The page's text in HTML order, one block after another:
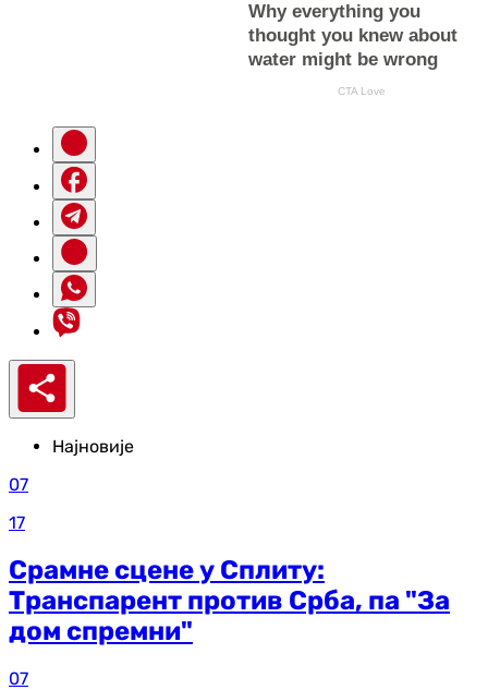
Најновије
07
17
Срамне сцене у Сплиту:
Транспарент против Срба, па "За
дом спремни"
07